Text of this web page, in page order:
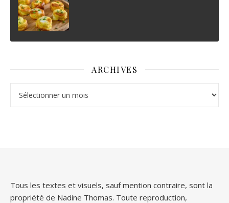
ARCHIVES
Tous les textes et visuels, sauf mention contraire, sont la
propriété de Nadine Thomas. Toute reproduction,